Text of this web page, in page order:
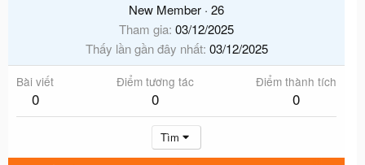
New Member · 26
Tham gia 03/12/2025
Thấy lần gần đây nhất 03/12/2025
Bài viết
0
Điểm tương tác
0
Điểm thành tích
0
Tìm